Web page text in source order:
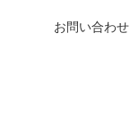
お問い合わせ